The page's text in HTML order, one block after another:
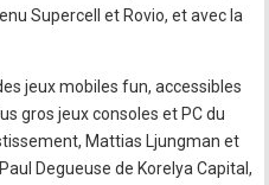
Supercell et Rovio, et avec la
jeux mobiles fun, accessibles
gros jeux consoles et PC du
Mattias Ljungman et
Degueuse de Korelya Capital,